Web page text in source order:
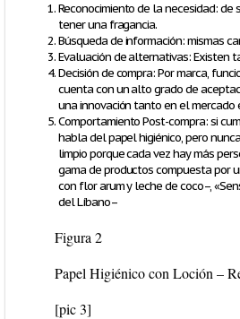
Reconocimiento de la necesidad: de
tener una fragancia.
Búsqueda de información: mismas
Evaluación de alternativas: Existen
Decisión de compra: Por marca,
cuenta con un alto grado de
una innovación tanto en el mercado
Comportamiento Post-compra: si
habla del papel higiénico, pero
limpio porque cada vez hay más
gama de productos compuesta por
con flor arum y leche de coco–,
del Líbano–
Figura 2
Papel Higiénico con Loción –
[pic 3]